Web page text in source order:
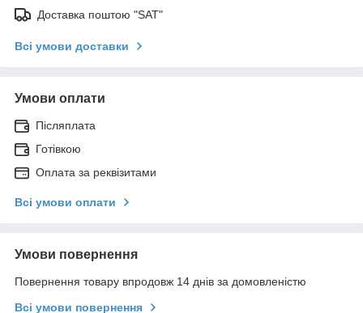
Доставка поштою "SAT"
Всі умови доставки
Умови оплати
Післяплата
Готівкою
Оплата за реквізитами
Всі умови оплати
Умови повернення
Повернення товару впродовж 14 днів за домовленістю
Всі умови повернення